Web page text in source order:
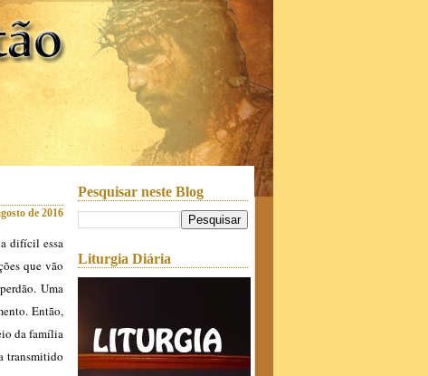
de 2016
difícil essa
que vão
Uma
Então,
da família
transmitido
Pesquisar neste Blog
Liturgia Diária